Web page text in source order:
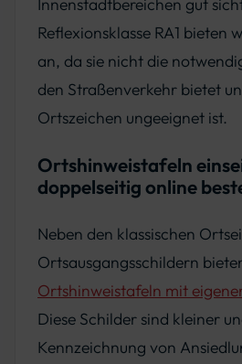
Innenstadtbereichen gut
Reflexionsklasse RA1 bieten
an, da sie nicht die
den Straßenverkehr bietet
Ortszeichen ungeeignet ist.
Ortshinweistafeln
doppelseitig online
Neben den klassischen
Ortsausgangsschildern
Ortshinweistafeln mit
Diese Schilder sind kleiner
Kennzeichnung von